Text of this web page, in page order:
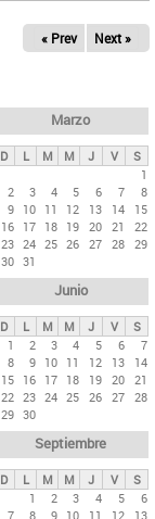
« Prev Next »
Marzo
D L M M J V
S
1
2
3 4 5 6 7
8
9 10 11 12 13 14
15
16 17 18 19 20 21
22
23 24 25 26 27 28 29
30 31
Junio
D L M M J V
S
1
2 3 4 5 6
7
8
9 10 11 12 13
14
15 16 17 18 19 20 21
22 23 24 25 26 27 28
29 30
Septiembre
D L M M J V
S
1
2 3 4 5
6
7
8 9 10 11 12 13